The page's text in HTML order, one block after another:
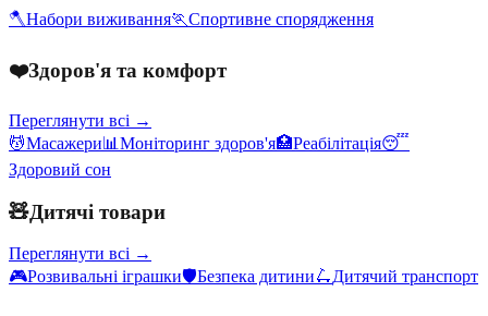
🪓Набори виживання🏃Спортивне спорядження
❤️Здоров'я та комфорт
Переглянути всі →
💆Масажери📊 Моніторинг здоров'я🏥Реабілітація😴
Здоровий сон
🧸Дитячі товари
Переглянути всі →
🎮Розвивальні іграшки🛡️Безпека дитини🛴Дитячий транспорт